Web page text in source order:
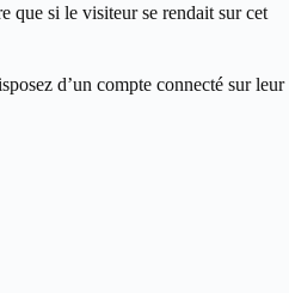
que si le visiteur se rendait sur cet
d’un compte connecté sur leur